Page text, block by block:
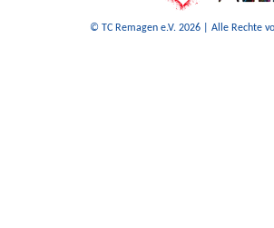
©️ TC Remagen e.V. 2026 | Alle Rechte